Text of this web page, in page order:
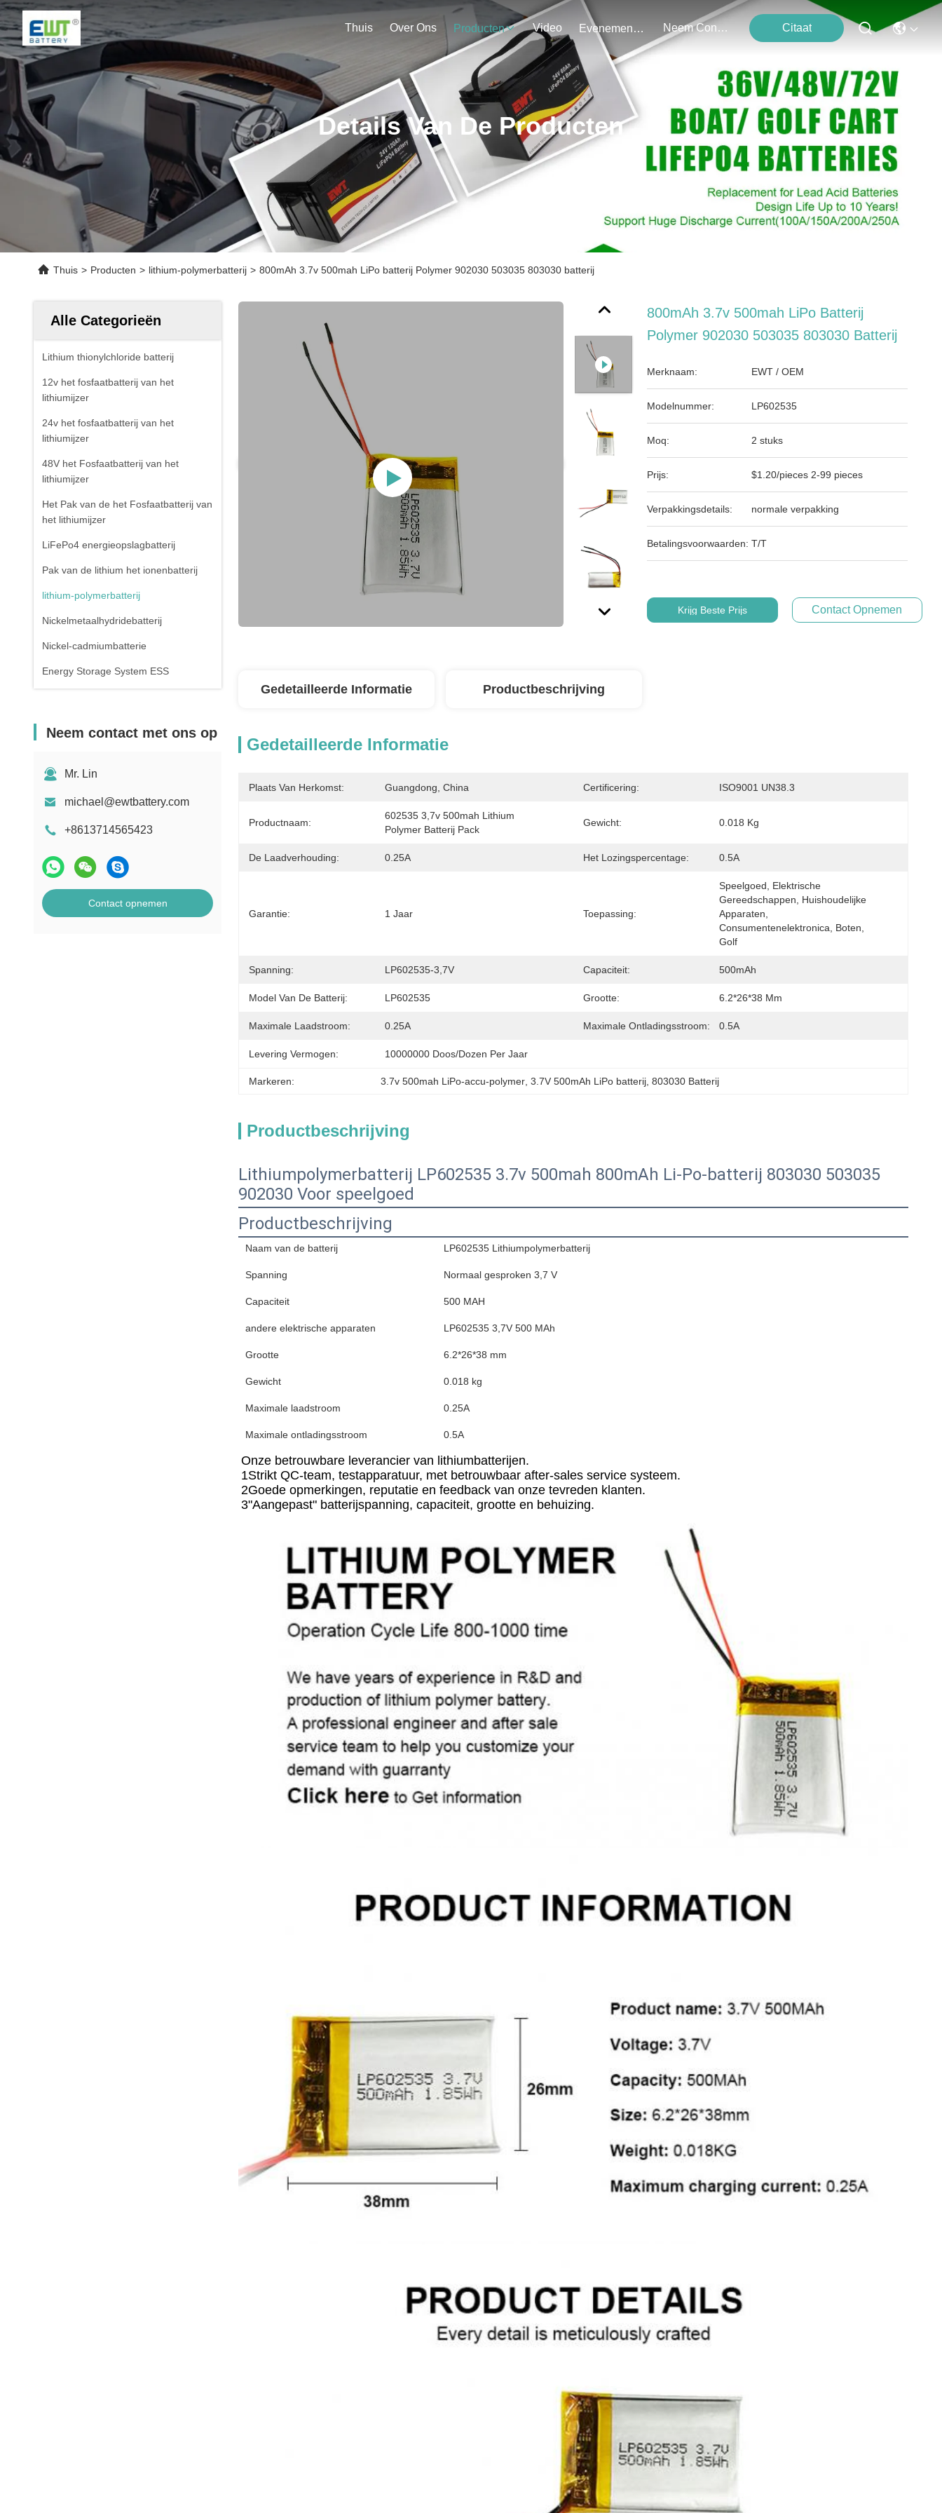
Thuis Over Ons Producten Video Evenementen Neem Contact Met Ons Op Citaat
Details Van De Producten
Thuis > Producten > lithium-polymerbatterij > 800mAh 3.7v 500mah LiPo batterij Polymer 902030 503035 803030 batterij
Alle Categorieën
Lithium thionylchloride batterij
12v het fosfaatbatterij van het
lithiumijzer
24v het fosfaatbatterij van het
lithiumijzer
48V het Fosfaatbatterij van het
lithiumijzer
Het Pak van de het Fosfaatbatterij van
het lithiumijzer
LiFePo4 energieopslagbatterij
Pak van de lithium het ionenbatterij
lithium-polymerbatterij
Nickelmetaalhydridebatterij
Nickel-cadmiumbatterie
Energy Storage System ESS
Neem contact met ons op
Mr. Lin
michael@ewtbattery.com
+8613714565423
Contact opnemen
800mAh 3.7v 500mah LiPo Batterij
Polymer 902030 503035 803030 Batterij
Merknaam: EWT / OEM
Modelnummer: LP602535
Moq: 2 stuks
Prijs: $1.20/pieces 2-99 pieces
Verpakkingsdetails: normale verpakking
Betalingsvoorwaarden: T/T
Krijg Beste Prijs Contact Opnemen
Gedetailleerde Informatie Productbeschrijving
Gedetailleerde Informatie
Plaats Van Herkomst: Guangdong, China Certificering: ISO9001 UN38.3
Productnaam:
602535 3,7v 500mah Lithium
Polymer Batterij Pack
Gewicht: 0.018 Kg
De Laadverhouding: 0.25A Het Lozingspercentage: 0.5A
Garantie: 1 Jaar Toepassing:
Speelgoed, Elektrische
Gereedschappen, Huishoudelijke
Apparaten,
Consumentenelektronica, Boten,
Golf
Spanning: LP602535-3,7V Capaciteit: 500mAh
Model Van De Batterij: LP602535 Grootte: 6.2*26*38 Mm
Maximale Laadstroom: 0.25A Maximale Ontladingsstroom: 0.5A
Levering Vermogen: 10000000 Doos/dozen Per Jaar
Markeren: 3.7v 500mah LiPo-accu-polymer , 3.7V 500mAh LiPo batterij , 803030 Batterij
Productbeschrijving
Lithiumpolymerbatterij LP602535 3.7v 500mah 800mAh Li-Po-batterij 803030 503035
902030 Voor speelgoed
Productbeschrijving
Naam van de batterij LP602535 Lithiumpolymerbatterij
Spanning Normaal gesproken 3,7 V
Capaciteit 500 MAH
andere elektrische apparaten LP602535 3,7V 500 MAh
Grootte 6.2*26*38 mm
Gewicht 0.018 kg
Maximale laadstroom 0.25A
Maximale ontladingsstroom 0.5A
Onze betrouwbare leverancier van lithiumbatterijen.
1Strikt QC-team, testapparatuur, met betrouwbaar after-sales service systeem.
2Goede opmerkingen, reputatie en feedback van onze tevreden klanten.
3"Aangepast" batterijspanning, capaciteit, grootte en behuizing.